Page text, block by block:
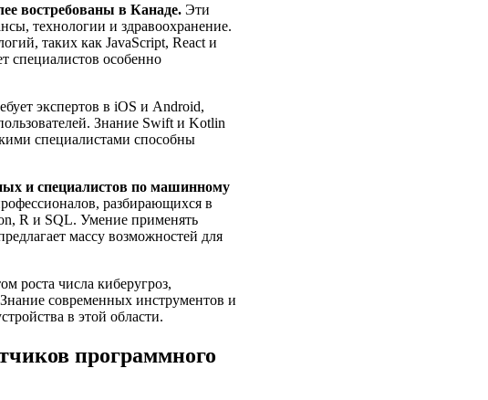
востребованы в Канаде. Эти
технологии и здравоохранение.
таких как JavaScript, React и
специалистов особенно
экспертов в iOS и Android,
Знание Swift и Kotlin
специалистами способны
и специалистов по машинному
разбирающихся в
R и SQL. Умение применять
массу возможностей для
роста числа киберугроз,
современных инструментов и
в этой области.
программного